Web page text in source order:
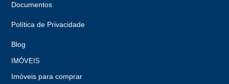
Documentos
Política de Privacidade
Blog
IMÓVEIS
Imóveis para comprar